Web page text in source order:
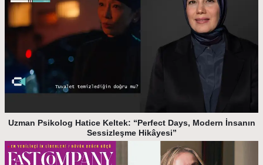
Uzman Psikolog Hatice Keltek: “Perfect Days, Modern İnsanın
Sessizleşme Hikâyesi”